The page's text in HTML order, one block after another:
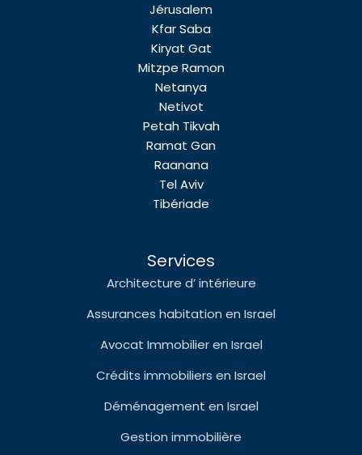
Jérusalem
Kfar Saba
Kiryat Gat
Mitzpe Ramon
Netanya
Netivot
Petah Tikvah
Ramat Gan
Raanana
Tel Aviv
Tibériade
Services
Architecture d’ intérieure
Assurances habitation en Israel
Avocat Immobilier en Israel
Crédits immobiliers en Israel
Déménagement en Israel
Gestion immobilière